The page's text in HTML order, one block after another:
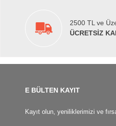
2500 TL ve
ÜCRETSİZ
E BÜLTEN KAYIT
Kayıt olun, yeniliklerimizi ve